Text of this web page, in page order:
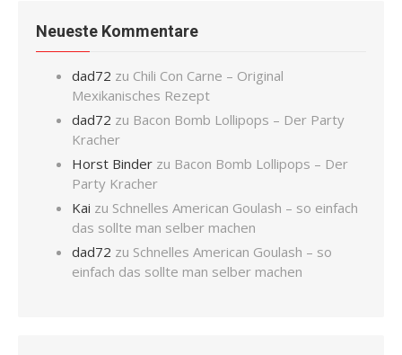
Neueste Kommentare
dad72 zu Chili Con Carne – Original
Mexikanisches Rezept
dad72 zu Bacon Bomb Lollipops – Der Party
Kracher
Horst Binder zu Bacon Bomb Lollipops – Der
Party Kracher
Kai zu Schnelles American Goulash – so einfach
das sollte man selber machen
dad72 zu Schnelles American Goulash – so
einfach das sollte man selber machen